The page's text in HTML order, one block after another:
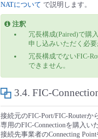
NATについて で説明します。
注釈
冗長構成(Paired)で購
申し込みいただく必要
冗長構成でないFIC-
できません。
3.4. FIC-
接続元のFIC-Port/FIC-Router
専用のFIC-Connectionを購入い
接続先事業者のConnecting